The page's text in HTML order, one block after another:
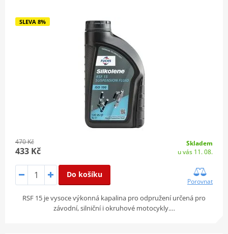
SLEVA 8%
470 Kč
433 Kč
Skladem
u vás 11. 08.
Do košíku
Porovnat
RSF 15 je vysoce výkonná kapalina pro odpružení určená pro
závodní, silniční i okruhové motocykly.…